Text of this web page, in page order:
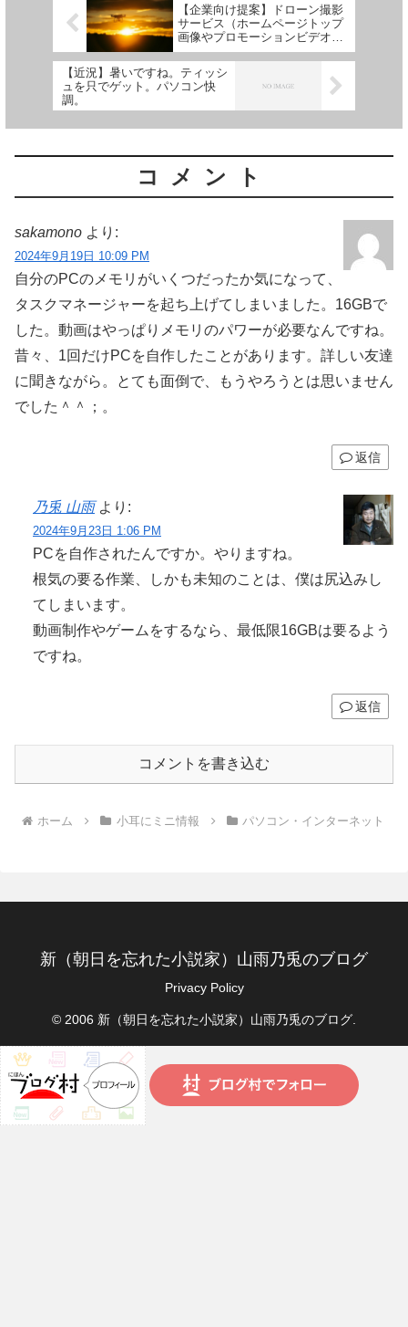
【企業向け提案】ドローン撮影
サービス（ホームページトップ
画像やプロモーションビデオを
低価格で）
【近況】暑いですね。ティッシ
ュを只でゲット。パソコン快
調。
コメント
sakamono より:
2024年9月19日 10:09 PM
自分のPCのメモリがいくつだったか気になって、
タスクマネージャーを起ち上げてしまいました。16GBで
した。動画はやっぱりメモリのパワーが必要なんですね。
昔々、1回だけPCを自作したことがあります。詳しい友達
に聞きながら。とても面倒で、もうやろうとは思いません
でした＾＾；。
返信
乃兎 山雨 より:
2024年9月23日 1:06 PM
PCを自作されたんですか。やりますね。
根気の要る作業、しかも未知のことは、僕は尻込みし
てしまいます。
動画制作やゲームをするなら、最低限16GBは要るよう
ですね。
返信
コメントを書き込む
ホーム 小耳にミニ情報 パソコン・インターネット
新（朝日を忘れた小説家）山雨乃兎のブログ
Privacy Policy
© 2006 新（朝日を忘れた小説家）山雨乃兎のブログ.